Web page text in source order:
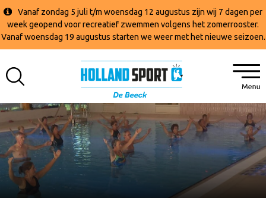
Vanaf zondag 5 juli t/m woensdag 12 augustus zijn wij 7 dagen per
week geopend voor recreatief zwemmen volgens het zomerrooster.
Vanaf woensdag 19 augustus starten we weer met het nieuwe seizoen.